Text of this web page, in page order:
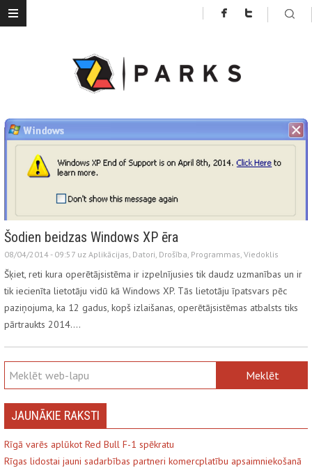
Šodien beidzas Windows XP ēra
08/04/2014 - 09:57 uz Aplikācijas Datori Drošība Programmas Viedoklis
Šķiet, reti kura operētājsistēma ir izpelnījusies tik daudz uzmanības un ir
tik iecienīta lietotāju vidū kā Windows XP. Tās lietotāju īpatsvars pēc
paziņojuma, ka 12 gadus, kopš izlaišanas, operētājsistēmas atbalsts tiks
pārtraukts 2014.…
JAUNĀKIE RAKSTI
Rīgā varēs aplūkot Red Bull F-1 spēkratu
Rīgas lidostai jauni sadarbības partneri komercplatību apsaimniekošanā